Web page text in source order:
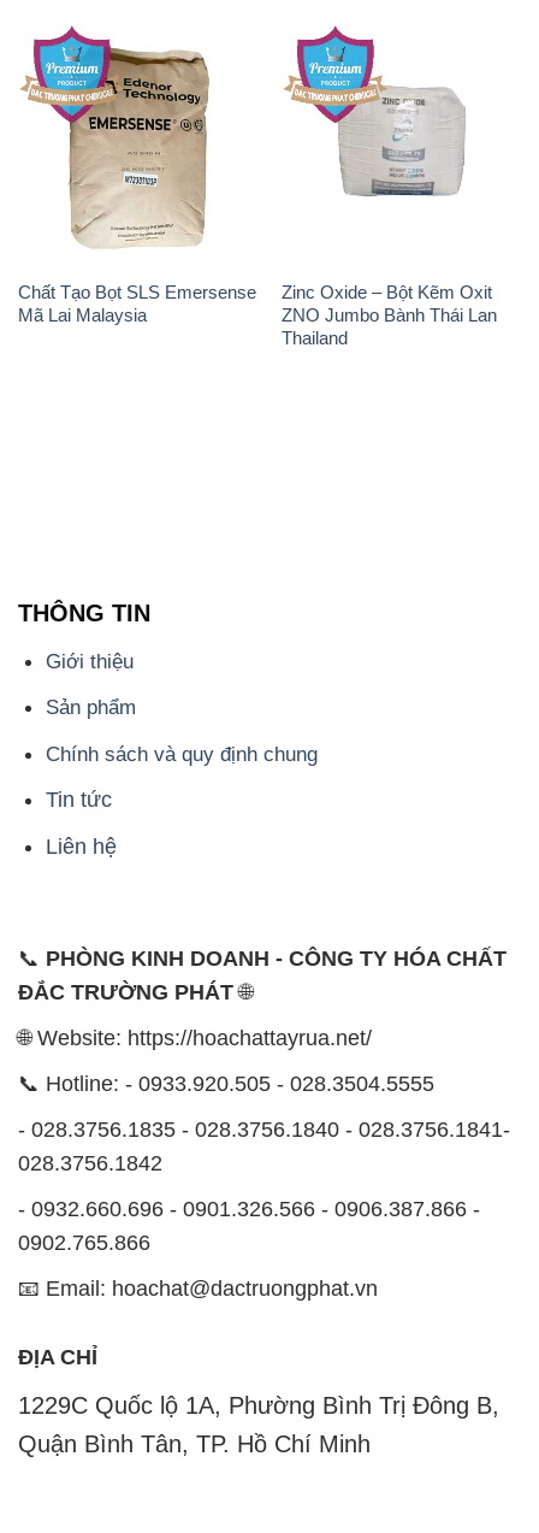
Chất Tạo Bọt SLS Emersense
Mã Lai Malaysia
Zinc Oxide – Bột Kẽm Oxit
ZNO Jumbo Bành Thái Lan
Thailand
THÔNG TIN
Giới thiệu
Sản phẩm
Chính sách và quy định chung
Tin tức
Liên hệ
📞 PHÒNG KINH DOANH - CÔNG TY HÓA CHẤT
ĐẮC TRƯỜNG PHÁT🌐
🌐 Website: https://hoachattayrua.net/
📞 Hotline: - 0933.920.505 - 028.3504.5555
- 028.3756.1835 - 028.3756.1840 - 028.3756.1841-
028.3756.1842
- 0932.660.696 - 0901.326.566 - 0906.387.866 -
0902.765.866
📧 Email: hoachat@dactruongphat.vn
ĐỊA CHỈ
1229C Quốc lộ 1A, Phường Bình Trị Đông B,
Quận Bình Tân, TP. Hồ Chí Minh